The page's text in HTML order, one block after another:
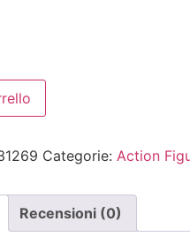
Categorie: Action
Recensioni (0)